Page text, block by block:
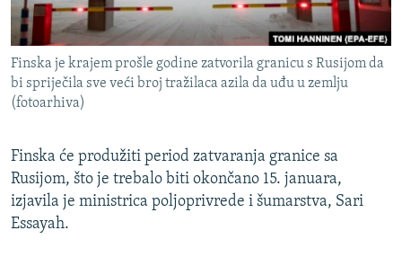
SPECIJALI RSE
VIŠE OD NASLOVA
GENOCID U SREBRENICI
POPLAVE I KLIZIŠTA U BIH 2024.
POST SCRIPTUM
MOJA EVROPA
TRI DECENIJE OD RATA U BIH
PRATITE NAS
Finska je krajem prošle godine zatvorila granicu s Rusijom da
bi spriječila sve veći broj tražilaca azila da uđu u zemlju
(fotoarhiva)
Finska će produžiti period zatvaranja granice sa
Rusijom, što je trebalo biti okončano 15. januara,
izjavila je ministrica poljoprivrede i šumarstva, Sari
Essayah.